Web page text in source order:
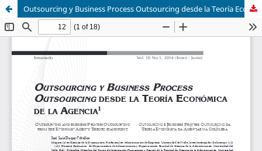
Outsourcing y Business Process Outsourcing desde la Teoría Económica de la Agencia